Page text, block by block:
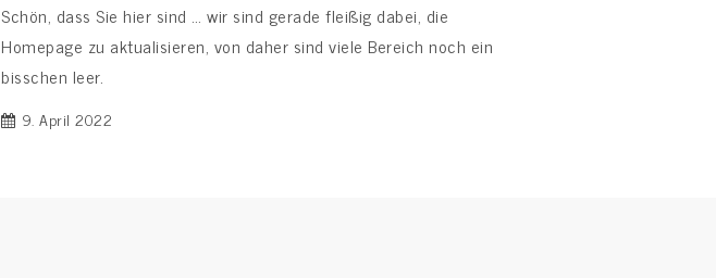
Schön, dass Sie hier sind … wir sind gerade fleißig dabei, die
Homepage zu aktualisieren, von daher sind viele Bereich noch ein
bisschen leer.
9. April 2022